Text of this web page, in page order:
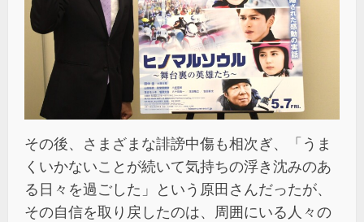
その後、さまざまな誹謗中傷も相次ぎ、「うま
くいかないことが続いて気持ちの浮き沈みのあ
る日々を過ごした」という原田さんだったが、
その自信を取り戻したのは、周囲にいる人々の